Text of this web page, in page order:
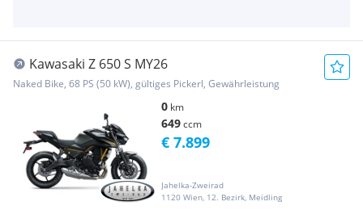
Kawasaki Z 650 S MY26
Naked Bike, 68 PS (50 kW), gültiges Pickerl, Gewährleistung
0 km
649ccm
Jahelka-Zweirad
1120 Wien, 12. Bezirk, Meidling
€ 7.899